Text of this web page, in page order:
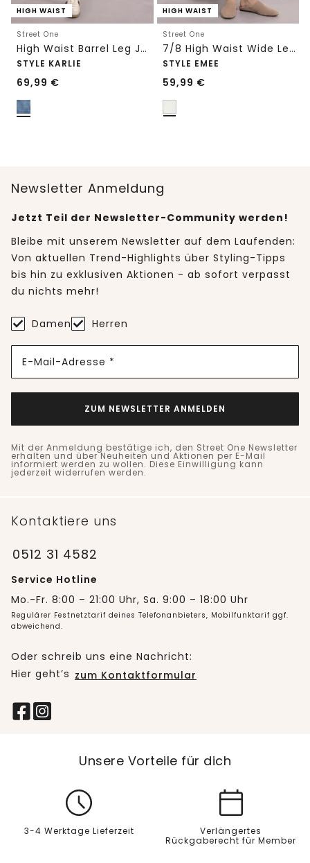
HIGH WAIST
Street One
High Waist Barrel Leg Jeans im Loose Fit
STYLE KARLIE
69,99 €
HIGH WAIST
Street One
7/8 High Waist Wide Leg Jeans im Loose Fit
STYLE EMEE
59,99 €
Newsletter Anmeldung
Jetzt Teil der Newsletter-Community werden!
Bleibe mit unserem Newsletter auf dem Laufenden:
Von aktuellen Trend-Highlights über Styling-Tipps
bis hin zu exklusiven Aktionen - ab sofort verpasst
du nichts mehr!
Damen Herren
E-Mail-Adresse *
ZUM NEWSLETTER ANMELDEN
Mit der Anmeldung bestätige ich, den Street One Newsletter
erhalten und über Neuheiten und Aktionen per E-Mail
informiert werden zu wollen. Diese Einwilligung kann
jederzeit widerrufen werden.
Kontaktiere uns
0512 31 4582
Service Hotline
Mo.-Fr. 8:00 – 21:00 Uhr, Sa. 9:00 – 18:00 Uhr
Regulärer Festnetztarif deines Telefonanbieters, Mobilfunktarif ggf.
abweichend.
Oder schreib uns eine Nachricht:
Hier geht’s zum Kontaktformular
Unsere Vorteile für dich
3-4 Werktage Lieferzeit
Verlängertes
Rückgaberecht für Member